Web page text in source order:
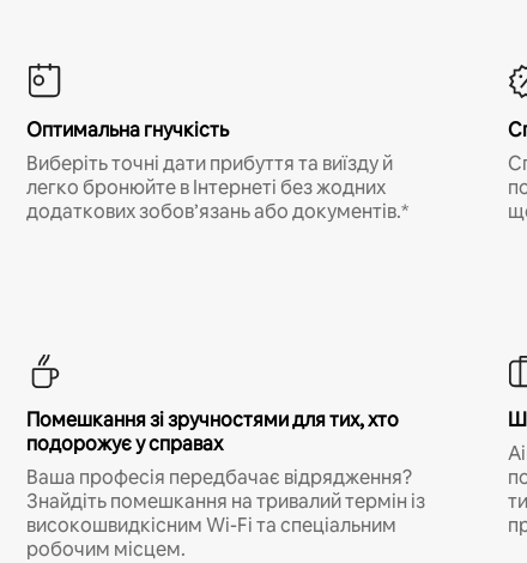
Оптимальна гнучкість
Виберіть точні дати прибуття та виїзду й
легко бронюйте в Інтернеті без жодних
додаткових зобов’язань або документів.*
Помешкання зі зручностями для тих, хто
подорожує у справах
Ваша професія передбачає відрядження?
Знайдіть помешкання на тривалий термін із
високошвидкісним Wi-Fi та спеціальним
робочим місцем.